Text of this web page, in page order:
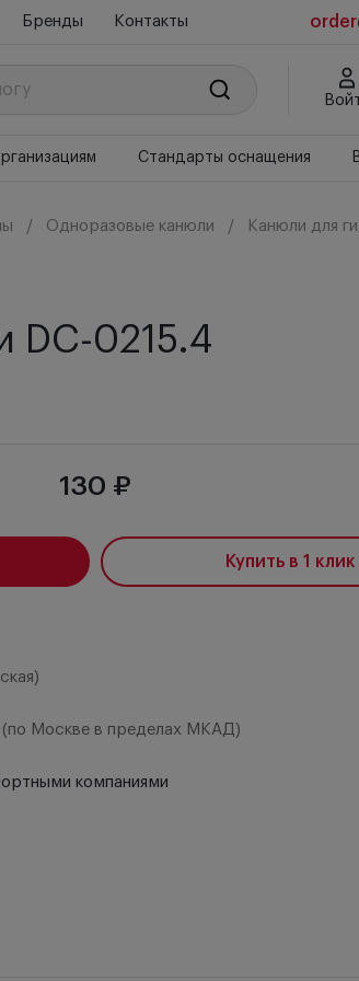
Бренды Контакты
Стандарты оснащения
Одноразовые канюли Канюли для
DC-0215.4
130 ₽
Купить в 1 клик
(по Москве в пределах МКАД)
компаниями